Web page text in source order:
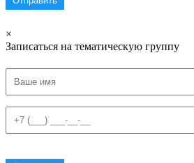
×
Записаться на тематическую группу